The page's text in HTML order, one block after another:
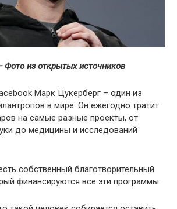
из открытых источников
Марк Цукерберг – один из
в мире. Он ежегодно тратит
на самые разные проекты, от
до медицины и исследований
собственный благотворительный
финансируются все эти программы.